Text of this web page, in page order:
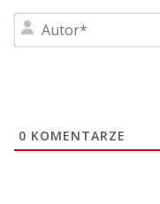
0 KOMENTARZE